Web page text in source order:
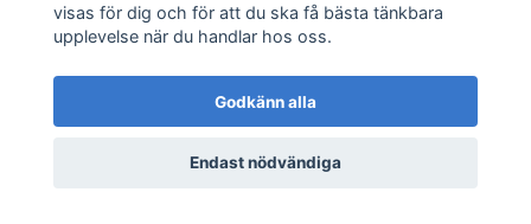
visas för dig och för att du ska få bästa tänkbara
upplevelse när du handlar hos oss.
Godkänn alla
Endast nödvändiga